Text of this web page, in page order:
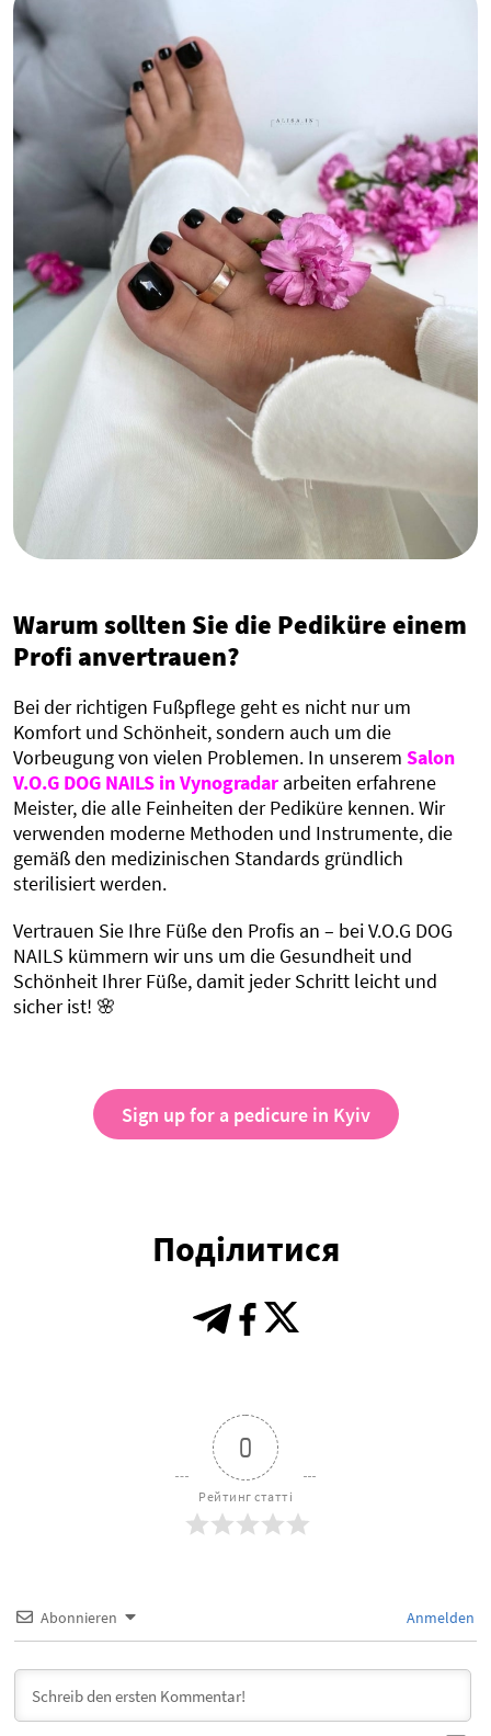
Warum sollten Sie die Pediküre einem
Profi anvertrauen?
Bei der richtigen Fußpflege geht es nicht nur um
Komfort und Schönheit, sondern auch um die
Vorbeugung von vielen Problemen. In unserem Salon
V.O.G DOG NAILS in Vynogradar arbeiten erfahrene
Meister, die alle Feinheiten der Pediküre kennen. Wir
verwenden moderne Methoden und Instrumente, die
gemäß den medizinischen Standards gründlich
sterilisiert werden.
Vertrauen Sie Ihre Füße den Profis an – bei V.O.G DOG
NAILS kümmern wir uns um die Gesundheit und
Schönheit Ihrer Füße, damit jeder Schritt leicht und
sicher ist! 🌸
Sign up for a pedicure in Kyiv
Поділитися
0
Рейтинг статті
Abonnieren Anmelden